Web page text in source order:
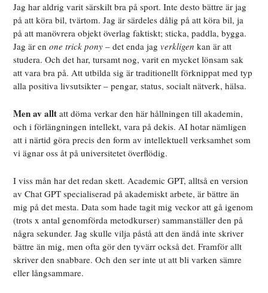
Jag har aldrig varit särskilt bra på sport. Inte desto bättre är jag
på att köra bil, tvärtom. Jag är särdeles dålig på att köra bil, ja
på att manövrera objekt överlag faktiskt; sticka, paddla, bygga.
Jag är enone trick pony – det enda jagverkligenkan är att
studera. Och det har, tursamt nog, varit en mycket lönsam sak
att vara bra på. Att utbilda sig är traditionellt förknippat med typ
alla positiva livsutsikter – pengar, status, socialt nätverk, hälsa.
Men av allt att döma verkar den här hållningen till akademin,
och i förlängningen intellekt, vara på dekis. AI hotar nämligen
att i närtid göra precis den form av intellektuell verksamhet som
vi ägnar oss åt på universitetet överflödig.
I viss mån har det redan skett. Academic GPT, alltså en version
av Chat GPT specialiserad på akademiskt arbete, är bättre än
mig på det mesta. Data som hade tagit mig veckor att gå igenom
(trots x antal genomförda metodkurser) sammanställer den på
några sekunder. Jag skulle vilja påstå att den ändå inte skriver
bättre än mig, men ofta gör den tyvärr också det. Framför allt
skriver den snabbare. Och den ser inte ut att bli varken sämre
eller långsammare.